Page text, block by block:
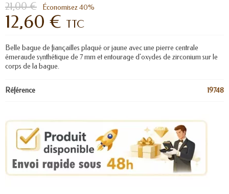
21,00 € Économisez 40%
12,60 € TTC
Belle bague de fiançailles plaqué or jaune avec une pierre centrale
émeraude synthétique de 7 mm et entourage d'oxydes de zirconium sur le
corps de la bague.
Référence 19748